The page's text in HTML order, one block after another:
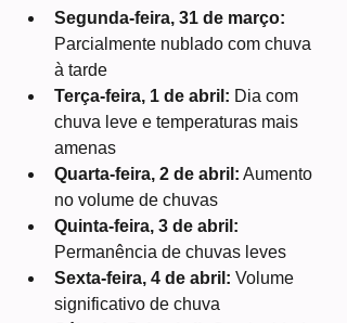
Segunda-feira, 31 de março:
Parcialmente nublado com chuva
à tarde
Terça-feira, 1 de abril: Dia com
chuva leve e temperaturas mais
amenas
Quarta-feira, 2 de abril: Aumento
no volume de chuvas
Quinta-feira, 3 de abril:
Permanência de chuvas leves
Sexta-feira, 4 de abril: Volume
significativo de chuva